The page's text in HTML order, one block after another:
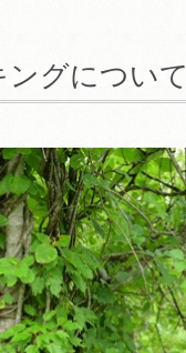
グについて